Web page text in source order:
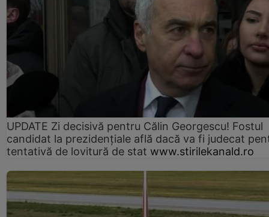
UPDATE Zi decisivă pentru Călin Georgescu! Fostul
candidat la prezidențiale află dacă va fi judecat
tentativă de lovitură de stat www.stirilekanald.ro